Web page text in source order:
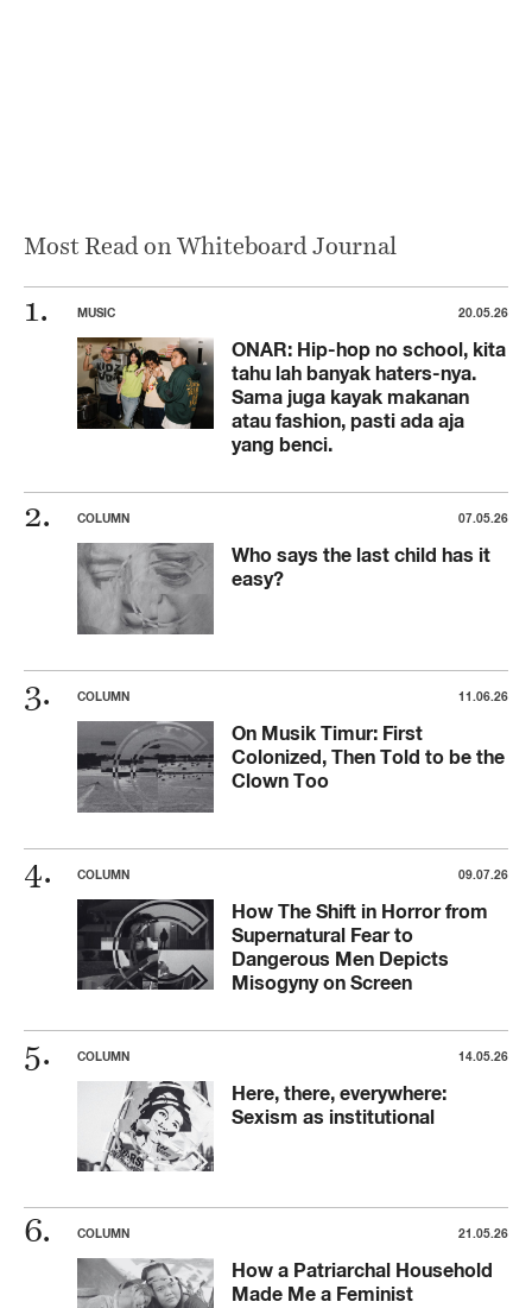
Most Read on Whiteboard Journal
MUSIC 20.05.26
ONAR: Hip-hop no school, kita
tahu lah banyak haters-nya.
Sama juga kayak makanan
atau fashion, pasti ada aja
yang benci.
COLUMN 07.05.26
Who says the last child has it
easy?
COLUMN 11.06.26
On Musik Timur: First
Colonized, Then Told to be the
Clown Too
COLUMN 09.07.26
How The Shift in Horror from
Supernatural Fear to
Dangerous Men Depicts
Misogyny on Screen
COLUMN 14.05.26
Here, there, everywhere:
Sexism as institutional
COLUMN 21.05.26
How a Patriarchal Household
Made Me a Feminist